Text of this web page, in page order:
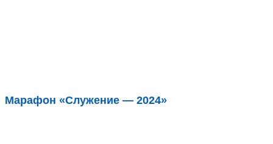
Марафон «Служение — 2024»